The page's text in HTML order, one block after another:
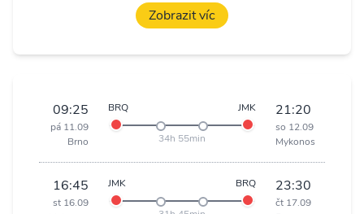
Zobrazit víc
09:25
pá 11.09
Brno
BRQ JMK
34h 55min
21:20
so 12.09
Mykonos
16:45
st 16.09
JMK BRQ 23:30
čt 17.09